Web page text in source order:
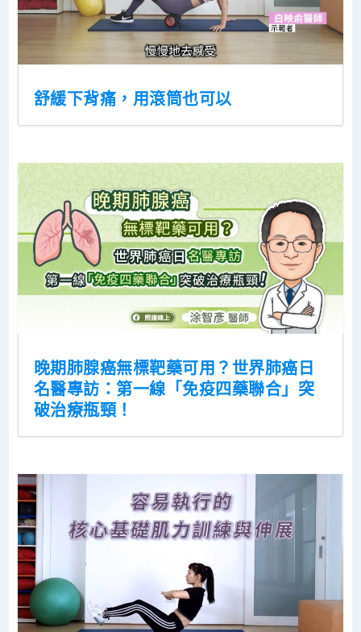
舒緩下背痛，用滾筒也可以
晚期肺腺癌無標靶藥可用？世界肺癌日
名醫專訪：第一線「免疫四藥聯合」突
破治療瓶頸！